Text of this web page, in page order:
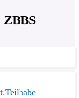
ZBBS